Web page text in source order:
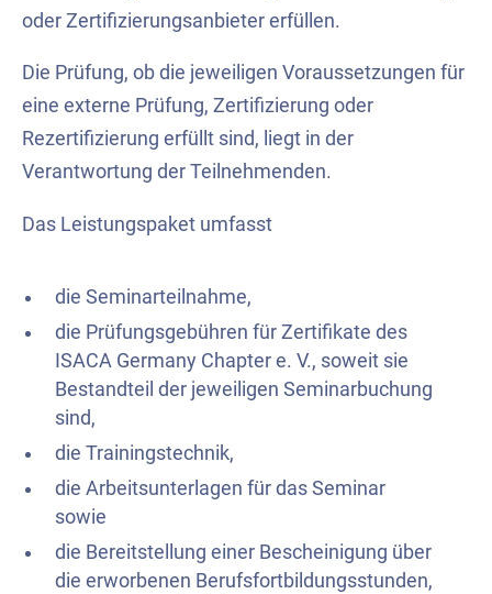
oder Zertifizierungsanbieter erfüllen.
Die Prüfung, ob die jeweiligen Voraussetzungen für
eine externe Prüfung, Zertifizierung oder
Rezertifizierung erfüllt sind, liegt in der
Verantwortung der Teilnehmenden.
Das Leistungspaket umfasst
die Seminarteilnahme,
die Prüfungsgebühren für Zertifikate des
ISACA Germany Chapter e. V., soweit sie
Bestandteil der jeweiligen Seminarbuchung
sind,
die Trainingstechnik,
die Arbeitsunterlagen für das Seminar
sowie
die Bereitstellung einer Bescheinigung über
die erworbenen Berufsfortbildungsstunden,